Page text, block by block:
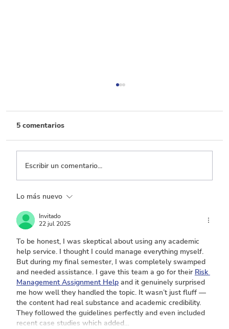
dejan de percibir por beneficios
tributarios
5 comentarios
Escribir un comentario...
Lo más nuevo
Invitado
22 jul 2025
To be honest, I was skeptical about using any academic
help service. I thought I could manage everything myself.
But during my final semester, I was completely swamped
and needed assistance. I gave this team a go for their Risk
Management Assignment Help and it genuinely surprised
me how well they handled the topic. It wasn’t just fluff —
the content had real substance and academic credibility.
They followed the guidelines perfectly and even included
recent case studies which added…